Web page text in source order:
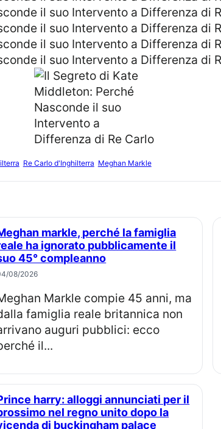
Re Carlo d'Inghilterra Meghan Markle
la famiglia
ha ignorato pubblicamente il
45° compleanno
08/2026
45 anni, ma
famiglia reale britannica non
auguri pubblici: ecco
il...
per il
nel regno unito dopo la
di buckingham palace